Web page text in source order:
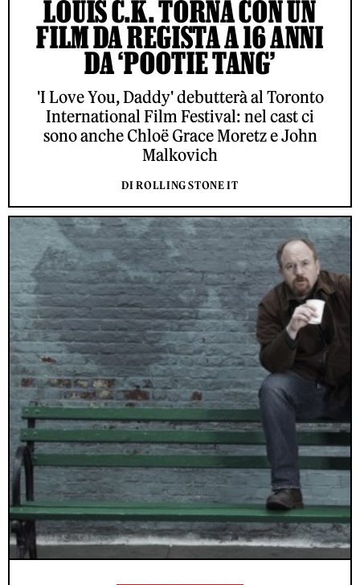
LOUIS C.K. TORNA CON UN
FILM DA REGISTA A 16 ANNI
DA ‘POOTIE TANG’
'I Love You, Daddy' debutterà al Toronto
International Film Festival: nel cast ci
sono anche Chloë Grace Moretz e John
Malkovich
DI ROLLING STONE IT